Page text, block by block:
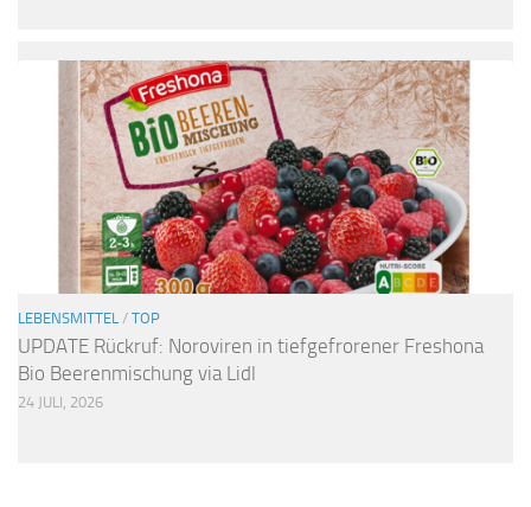
LEBENSMITTEL / TOP
UPDATE Rückruf: Noroviren in tiefgefrorener Freshona
Bio Beerenmischung via Lidl
24 JULI, 2026